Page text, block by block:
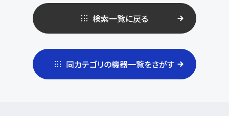
検索一覧に戻る
同カテゴリの機器一覧をさがす